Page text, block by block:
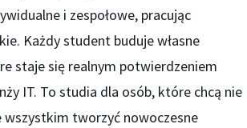
i zespołowe, pracując
Każdy student buduje własne
staje się realnym potwierdzeniem
IT. To studia dla osób, które chcą nie
tworzyć nowoczesne